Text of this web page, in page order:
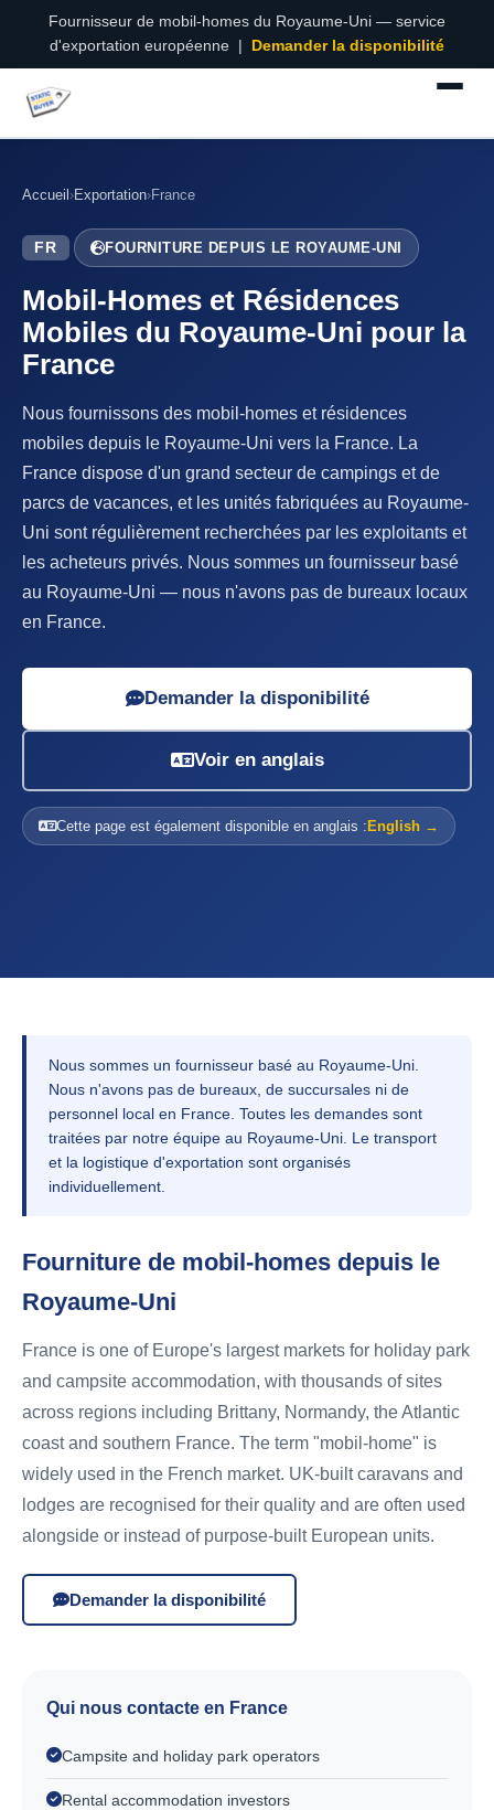
Fournisseur de mobil-homes du Royaume-Uni — service
d'exportation européenne |
Demander la disponibilité
Accueil ›Exportation›France
FR FOURNITURE DEPUIS LE ROYAUME-UNI
Mobil-Homes et Résidences
Mobiles du Royaume-Uni pour la
France
Nous fournissons des mobil-homes et résidences
mobiles depuis le Royaume-Uni vers la France. La
France dispose d'un grand secteur de campings et de
parcs de vacances, et les unités fabriquées au Royaume-
Uni sont régulièrement recherchées par les exploitants et
les acheteurs privés. Nous sommes un fournisseur basé
au Royaume-Uni — nous n'avons pas de bureaux locaux
en France.
Demander la disponibilité
Voir en anglais
Cette page est également disponible en anglais : English →
Nous sommes un fournisseur basé au Royaume-Uni.
Nous n'avons pas de bureaux, de succursales ni de
personnel local en France. Toutes les demandes sont
traitées par notre équipe au Royaume-Uni. Le transport
et la logistique d'exportation sont organisés
individuellement.
Fourniture de mobil-homes depuis le
Royaume-Uni
France is one of Europe's largest markets for holiday park
and campsite accommodation, with thousands of sites
across regions including Brittany, Normandy, the Atlantic
coast and southern France. The term "mobil-home" is
widely used in the French market. UK-built caravans and
lodges are recognised for their quality and are often used
alongside or instead of purpose-built European units.
Demander la disponibilité
Qui nous contacte en France
Campsite and holiday park operators
Rental accommodation investors